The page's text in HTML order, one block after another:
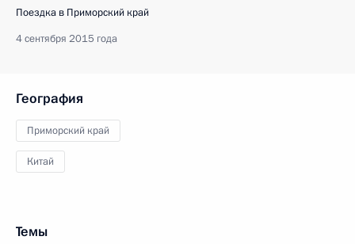
Поездка в Приморский край
4 сентября 2015 года
География
Приморский край
Китай
Темы